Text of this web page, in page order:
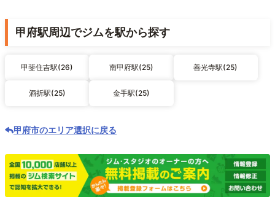
甲府駅周辺でジムを駅から探す
甲斐住吉駅(26) 南甲府駅(25) 善光寺駅(25)
酒折駅(25) 金手駅(25)
甲府市のエリア選択に戻る